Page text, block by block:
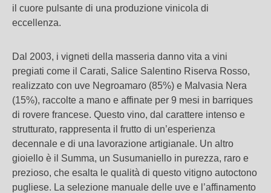
il cuore pulsante di una produzione vinicola di
eccellenza.
Dal 2003, i vigneti della masseria danno vita a vini
pregiati come il Carati, Salice Salentino Riserva Rosso,
realizzato con uve Negroamaro (85%) e Malvasia Nera
(15%), raccolte a mano e affinate per 9 mesi in barriques
di rovere francese. Questo vino, dal carattere intenso e
strutturato, rappresenta il frutto di un’esperienza
decennale e di una lavorazione artigianale. Un altro
gioiello è il Summa, un Susumaniello in purezza, raro e
prezioso, che esalta le qualità di questo vitigno autoctono
pugliese. La selezione manuale delle uve e l’affinamento